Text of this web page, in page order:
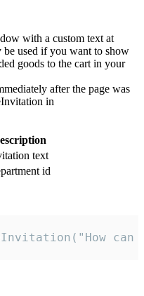
with a custom text at
used if you want to show
goods to the cart in your
after the page was
in
text
id